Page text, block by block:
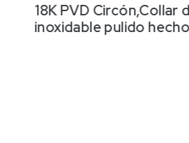
18K PVD Circón,Collar
inoxidable pulido